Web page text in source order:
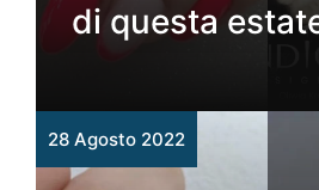
di questa
28 Agosto 2022